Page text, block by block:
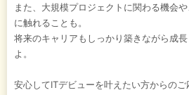
また、大規模プロジェクトに関わる機会
に触れることも。
将来のキャリアもしっかり築きながら成
よ。
安心してITデビューを叶えたい方からのご